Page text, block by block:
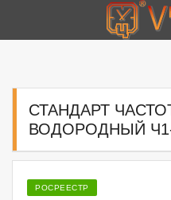
contentСТАНДАРТ
ВОДОРОДНЫЙ
РОСРЕЕСТР